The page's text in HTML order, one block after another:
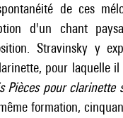
de ces
d'un chant
Stravinsky y
pour laquelle
Pièces pour clarinette
formation,